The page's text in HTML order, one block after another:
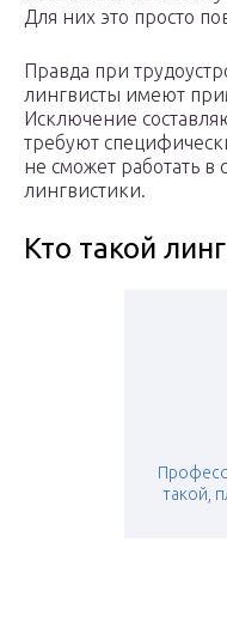
Для них это просто
Правда при
лингвисты имеют
Исключение
требуют
не сможет работать
лингвистики.
Кто такой
такой,